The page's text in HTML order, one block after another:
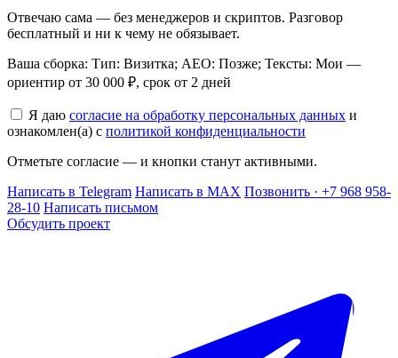
Отвечаю сама — без менеджеров и скриптов. Разговор
бесплатный и ни к чему не обязывает.
Ваша сборка: Тип: Визитка; AEO: Позже; Тексты: Мои —
ориентир от 30 000 ₽, срок от 2 дней
Я даю согласие на обработку персональных данных и
ознакомлен(а) с политикой конфиденциальности
Отметьте согласие — и кнопки станут активными.
Написать в Telegram Написать в MAX Позвонить · +7 968 958-
28-10 Написать письмом
Обсудить проект